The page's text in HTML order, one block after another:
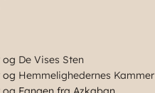
og De Vises Sten
og Hemmelighedernes Kammer